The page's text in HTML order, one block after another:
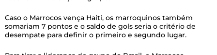
Caso o Marrocos vença Haiti, os marroquinos também
somariam 7 pontos e o saldo de gols seria o critério de
desempate para definir o primeiro e segundo lugar.